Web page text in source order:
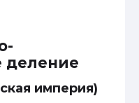
деление
империя)